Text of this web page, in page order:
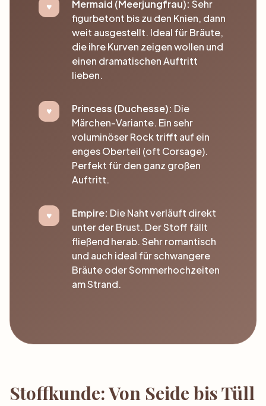
Mermaid (Meerjungfrau): Sehr
figurbetont bis zu den Knien, dann
weit ausgestellt. Ideal für Bräute,
die ihre Kurven zeigen wollen und
einen dramatischen Auftritt
lieben.
Princess (Duchesse): Die
Märchen-Variante. Ein sehr
voluminöser Rock trifft auf ein
enges Oberteil (oft Corsage).
Perfekt für den ganz großen
Auftritt.
Empire: Die Naht verläuft direkt
unter der Brust. Der Stoff fällt
fließend herab. Sehr romantisch
und auch ideal für schwangere
Bräute oder Sommerhochzeiten
am Strand.
Stoffkunde: Von Seide bis Tüll